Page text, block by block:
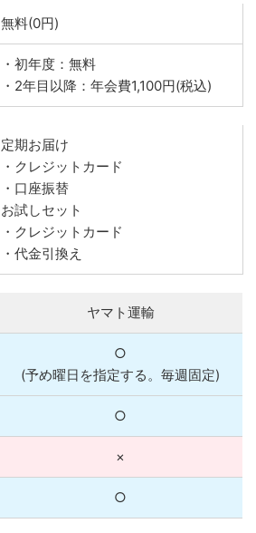
無料(0円)
・初年度：無料
・2年目以降：年会費1,100円(税込)
定期お届け
・クレジットカード
・口座振替
お試しセット
・クレジットカード
・代金引換え
ヤマト運輸
○
(予め曜日を指定する。毎週固定)
○
×
○